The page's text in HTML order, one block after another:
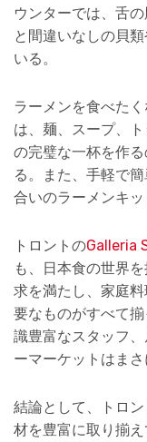
ウンターでは、舌
と間違いなしの貝
いる。
ラーメンを食べたく
は、麺、スープ、
の完璧な一杯を作
る。また、手軽で
合いのラーメンキッ
トロントのGalleria
も、日本食の世界
求を満たし、家庭
要なものがすべて
識豊富なスタッフ
ーマーケットはま
結論として、トロ
材を豊富に取り揃